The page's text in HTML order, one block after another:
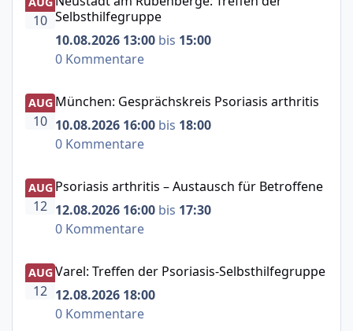
10 Selbsthilfegruppe
10.08.2026 13:00 bis 15:00
0 Kommentare
München: Gesprächskreis Psoriasis arthritis
AUG
10
München: Gesprächskreis Psoriasis arthritis
10.08.2026 16:00 bis 18:00
0 Kommentare
Psoriasis arthritis – Austausch für Betroffene
AUG
12
Psoriasis arthritis – Austausch für Betroffene
12.08.2026 16:00 bis 17:30
0 Kommentare
Varel: Treffen der Psoriasis-Selbsthilfegruppe
AUG
12
Varel: Treffen der Psoriasis-Selbsthilfegruppe
12.08.2026 18:00
0 Kommentare